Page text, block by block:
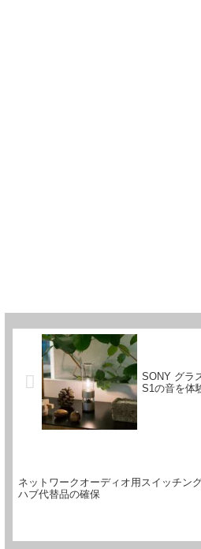
SONY グラ
S1の音を体
ネットワークオーディオ用スイッチン
ハブ代替品の確保